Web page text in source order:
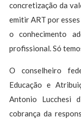
concretização da
emitir ART por
o conhecimento
profissional. Só
O conselheiro
Educação e
Antonio Lucchesi
cobrança da